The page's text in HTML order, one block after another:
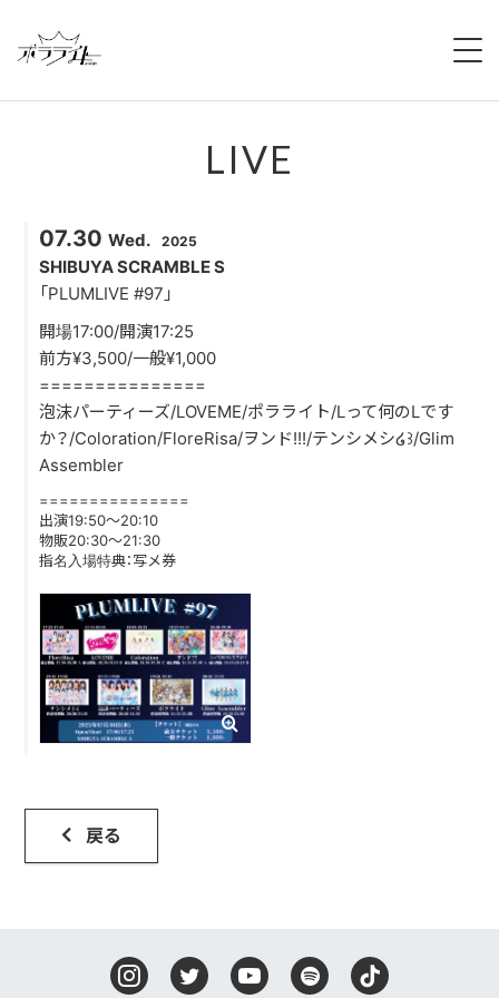
NEWS
MEMBERS
LIVE
CONTACT
FANLETTER
SHOP
LIVE
07.30 Wed. 2025
SHIBUYA SCRAMBLE S
「PLUMLIVE #97」
開場17:00/開演17:25
前方¥3,500/一般¥1,000
===============
泡沫パーティーズ/LOVEME/ポラライト/Lって何のLです
か？/Coloration/FloreRisa/ヲンド!!!/テンシメシ໒꒱/Glim
Assembler
===============
出演19:50～20:10
物販20:30～21:30
指名入場特典：写メ券
戻る